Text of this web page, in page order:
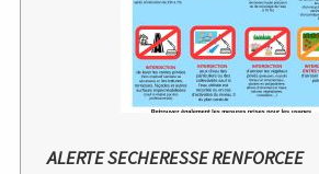
ALERTE SECHERESSE RENFORCEE